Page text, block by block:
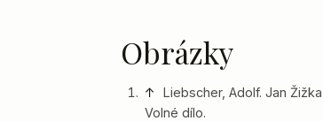
Obrázky
↑
Liebscher, Adolf. Jan
Volné dílo.